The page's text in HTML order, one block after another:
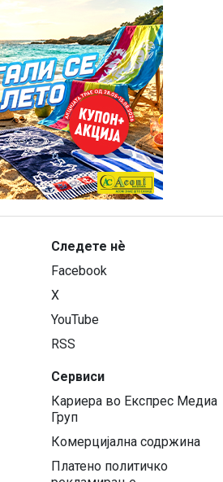
Следете нѐ
Facebook
X
YouTube
RSS
Сервиси
Кариера во Експрес Медиа
Груп
Комерцијална содржина
Платено политичко